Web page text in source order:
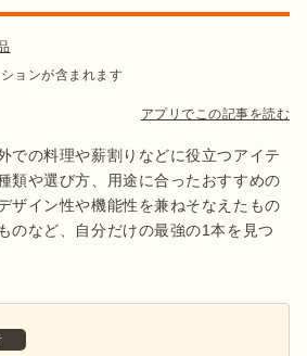
ョンが含まれます
アプリでこの記事を読む
での料理や薪割りなどに役立つアイテ
類や選び方、用途に合ったおすすめの
ザイン性や機能性を兼ねそなえたもの
のなど、自分だけの最強の1本を見つ